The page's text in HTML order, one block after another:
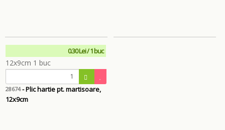
0.30 Lei / 1 buc
28674- Plic hartie pt. martisoare,
12x9cm